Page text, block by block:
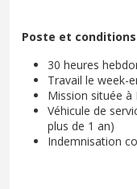
Poste et conditions
30 heures
Travail le week-
Mission située à
Véhicule de
plus de 1 an)
Indemnisation